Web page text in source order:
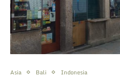
Asia Bali Indonesia